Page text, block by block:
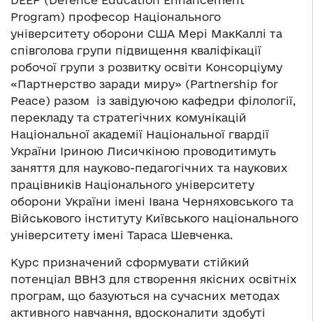
Program) професор Національного
університету оборони США Мері МакКаллі та
співголова групи підвищення кваліфікації
робочої групи з розвитку освіти Консорціуму
«Партнерство заради миру» (Partnership for
Peace) разом із завідуючою кафедри філології,
перекладу та стратегічних комунікацій
Національної академії Національної гвардії
України Іриною Лисичкіною проводитимуть
заняття для науково-педагогічних та наукових
працівників Національного університету
оборони України імені Івана Черняховського та
Військового інституту Київського національного
університету імені Тараса Шевченка.
Курс призначений сформувати стійкий
потенціал ВВНЗ для створення якісних освітніх
програм, що базуються на сучасних методах
активного навчання, вдосконалити здобуті